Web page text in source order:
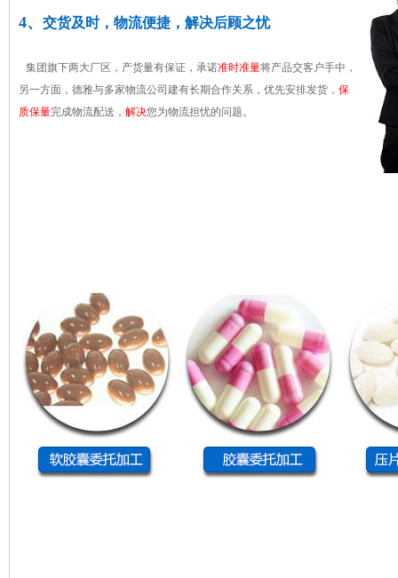
4、 交货及时，物流便捷，解决后顾之忧
集团旗下两大厂区，产货量有保证，承诺准时准量将产品交客户手中，
另一方面，德雅与多家物流公司建有长期合作关系，优先安排发货， 保
质保量完成物流配送， 解决您为物流担忧的问题。